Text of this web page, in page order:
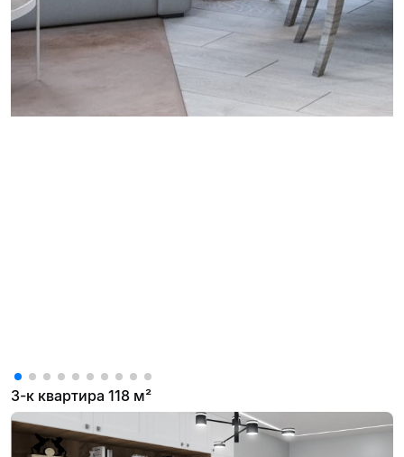
3-к квартира 118 м²